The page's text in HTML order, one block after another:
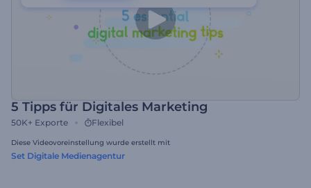
5 Tipps für Digitales Marketing
50K+ Exporte Flexibel
Diese Videovoreinstellung wurde erstellt mit
Set Digitale Medienagentur